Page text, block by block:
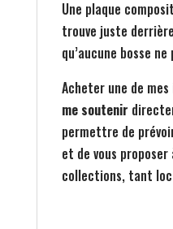
Une plaque
trouve juste
qu’aucune bosse
Acheter une de
me soutenir
permettre de
et de vous proposer
collections, tant